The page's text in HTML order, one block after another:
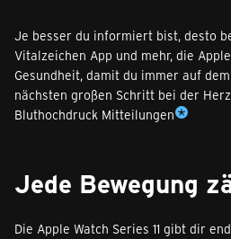
Je besser du informiert bist, desto
Vitalzeichen App und mehr, die
Gesundheit, damit du immer auf
nächsten großen Schritt bei der
Bluthochdruck Mitteilungen
Jede Bewegung
Die Apple Watch Series 11 gibt dir